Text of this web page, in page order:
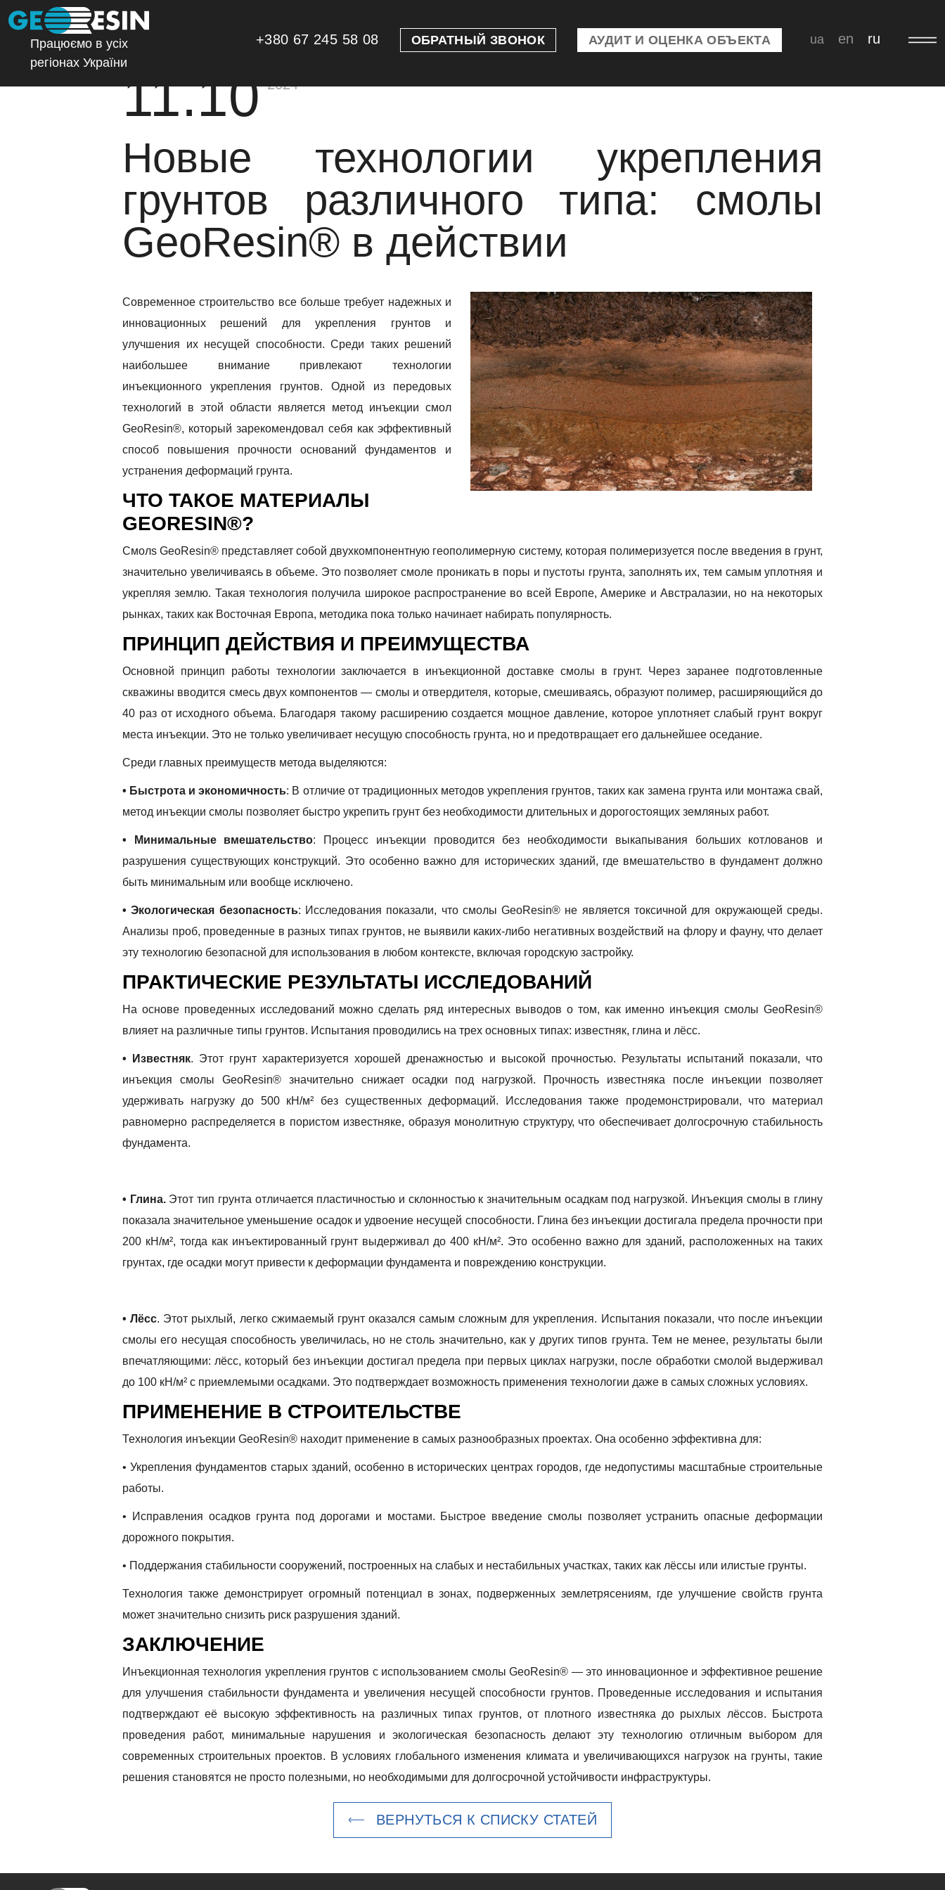
Працюємо в усіх
регіонах України
+380 67 245 58 08 ОБРАТНЫЙ ЗВОНОК АУДИТ И ОЦЕНКА ОБЪЕКТА ua en ru
11.10 2024
Новые технологии укрепления
грунтов различного типа: смолы
GeoResin® в действии
Современное строительство все больше требует надежных и
инновационных решений для укрепления грунтов и
улучшения их несущей способности. Среди таких решений
наибольшее внимание привлекают технологии
инъекционного укрепления грунтов. Одной из передовых
технологий в этой области является метод инъекции смол
GeoResin®, который зарекомендовал себя как эффективный
способ повышения прочности оснований фундаментов и
устранения деформаций грунта.
ЧТО ТАКОЕ МАТЕРИАЛЫ
GEORESIN®?
Смолs GeoResin® представляет собой двухкомпонентную геополимерную систему, которая полимеризуется после введения в грунт,
значительно увеличиваясь в объеме. Это позволяет смоле проникать в поры и пустоты грунта, заполнять их, тем самым уплотняя и
укрепляя землю. Такая технология получила широкое распространение во всей Европе, Америке и Австралазии, но на некоторых
рынках, таких как Восточная Европа, методика пока только начинает набирать популярность.
ПРИНЦИП ДЕЙСТВИЯ И ПРЕИМУЩЕСТВА
Основной принцип работы технологии заключается в инъекционной доставке смолы в грунт. Через заранее подготовленные
скважины вводится смесь двух компонентов — смолы и отвердителя, которые, смешиваясь, образуют полимер, расширяющийся до
40 раз от исходного объема. Благодаря такому расширению создается мощное давление, которое уплотняет слабый грунт вокруг
места инъекции. Это не только увеличивает несущую способность грунта, но и предотвращает его дальнейшее оседание.
Среди главных преимуществ метода выделяются:
• Быстрота и экономичность: В отличие от традиционных методов укрепления грунтов, таких как замена грунта или монтажа свай,
метод инъекции смолы позволяет быстро укрепить грунт без необходимости длительных и дорогостоящих земляных работ.
• Минимальные вмешательство: Процесс инъекции проводится без необходимости выкапывания больших котлованов и
разрушения существующих конструкций. Это особенно важно для исторических зданий, где вмешательство в фундамент должно
быть минимальным или вообще исключено.
• Экологическая безопасность: Исследования показали, что смолы GeoResin® не является токсичной для окружающей среды.
Анализы проб, проведенные в разных типах грунтов, не выявили каких-либо негативных воздействий на флору и фауну, что делает
эту технологию безопасной для использования в любом контексте, включая городскую застройку.
ПРАКТИЧЕСКИЕ РЕЗУЛЬТАТЫ ИССЛЕДОВАНИЙ
На основе проведенных исследований можно сделать ряд интересных выводов о том, как именно инъекция смолы GeoResin®
влияет на различные типы грунтов. Испытания проводились на трех основных типах: известняк, глина и лёсс.
• Известняк. Этот грунт характеризуется хорошей дренажностью и высокой прочностью. Результаты испытаний показали, что
инъекция смолы GeoResin® значительно снижает осадки под нагрузкой. Прочность известняка после инъекции позволяет
удерживать нагрузку до 500 кН/м² без существенных деформаций. Исследования также продемонстрировали, что материал
равномерно распределяется в пористом известняке, образуя монолитную структуру, что обеспечивает долгосрочную стабильность
фундамента.
• Глина. Этот тип грунта отличается пластичностью и склонностью к значительным осадкам под нагрузкой. Инъекция смолы в глину
показала значительное уменьшение осадок и удвоение несущей способности. Глина без инъекции достигала предела прочности при
200 кН/м², тогда как инъектированный грунт выдерживал до 400 кН/м². Это особенно важно для зданий, расположенных на таких
грунтах, где осадки могут привести к деформации фундамента и повреждению конструкции.
• Лёсс. Этот рыхлый, легко сжимаемый грунт оказался самым сложным для укрепления. Испытания показали, что после инъекции
смолы его несущая способность увеличилась, но не столь значительно, как у других типов грунта. Тем не менее, результаты были
впечатляющими: лёсс, который без инъекции достигал предела при первых циклах нагрузки, после обработки смолой выдерживал
до 100 кН/м² с приемлемыми осадками. Это подтверждает возможность применения технологии даже в самых сложных условиях.
ПРИМЕНЕНИЕ В СТРОИТЕЛЬСТВЕ
Технология инъекции GeoResin® находит применение в самых разнообразных проектах. Она особенно эффективна для:
• Укрепления фундаментов старых зданий, особенно в исторических центрах городов, где недопустимы масштабные строительные
работы.
• Исправления осадков грунта под дорогами и мостами. Быстрое введение смолы позволяет устранить опасные деформации
дорожного покрытия.
• Поддержания стабильности сооружений, построенных на слабых и нестабильных участках, таких как лёссы или илистые грунты.
Технология также демонстрирует огромный потенциал в зонах, подверженных землетрясениям, где улучшение свойств грунта
может значительно снизить риск разрушения зданий.
ЗАКЛЮЧЕНИЕ
Инъекционная технология укрепления грунтов с использованием смолы GeoResin® — это инновационное и эффективное решение
для улучшения стабильности фундамента и увеличения несущей способности грунтов. Проведенные исследования и испытания
подтверждают её высокую эффективность на различных типах грунтов, от плотного известняка до рыхлых лёссов. Быстрота
проведения работ, минимальные нарушения и экологическая безопасность делают эту технологию отличным выбором для
современных строительных проектов. В условиях глобального изменения климата и увеличивающихся нагрузок на грунты, такие
решения становятся не просто полезными, но необходимыми для долгосрочной устойчивости инфраструктуры.
ВЕРНУТЬСЯ К СПИСКУ СТАТЕЙ
ОСТАВЬТЕ ВАШЕ ИМЯ И ТЕЛЕФОН МЫ ВАМ
ПЕРЕДЗВОНИМ
Ваше имя и фамилия
Номер телефона
ОСТАВИТЕ ВАШ EMAIL МЫ ПРИШЛЕМ ВАМ ГИД ПО
ОБЗОРУ ЗДАНИЯ